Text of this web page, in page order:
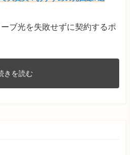
ブ光を失敗せずに契約するポ
きを読む